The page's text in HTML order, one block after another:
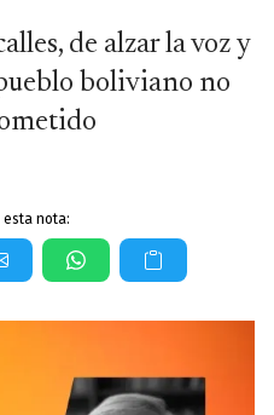
de alzar la voz y
boliviano no
esta nota: